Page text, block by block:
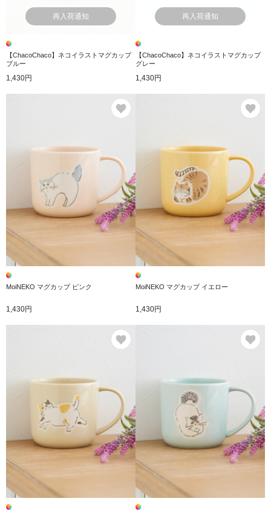
再入荷通知
【ChacoChaco】ネコイラストマグカップ
ブルー
1,430円
再入荷通知
【ChacoChaco】ネコイラストマグカップ
グレー
1,430円
MoiNEKO マグカップ ピンク
1,430円
MoiNEKO マグカップ イエロー
1,430円